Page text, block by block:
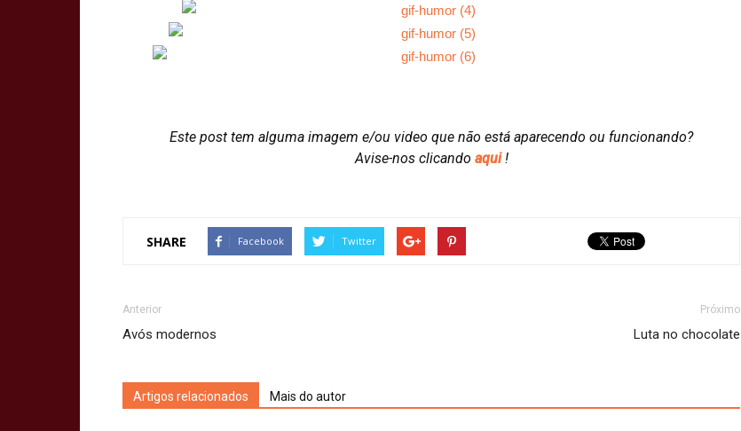
Este post tem alguma imagem e/ou video que não está aparecendo ou funcionando?
Avise-nos clicando aqui!
SHARE Facebook Twitter
Anterior
Avós modernos
Próximo
Luta no chocolate
Artigos relacionados Mais do autor